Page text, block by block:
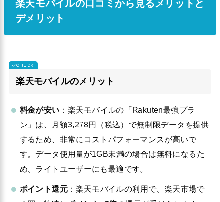
楽天モバイルの口コミから見るメリットと
デメリット
楽天モバイルのメリット
料金が安い ：楽天モバイルの「Rakuten最強プラ
ン」は、月額3,278円（税込）で無制限データを提供
するため、非常にコストパフォーマンスが高いで
す。データ使用量が1GB未満の場合は無料になるた
め、ライトユーザーにも最適です。
ポイント還元：楽天モバイルの利用で、楽天市場で